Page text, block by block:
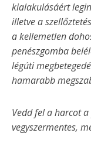
kialakulásáért
illetve a
a kellemetlen
penészgomba
légúti
hamarabb
Vedd fel a harcot
vegyszermentes,